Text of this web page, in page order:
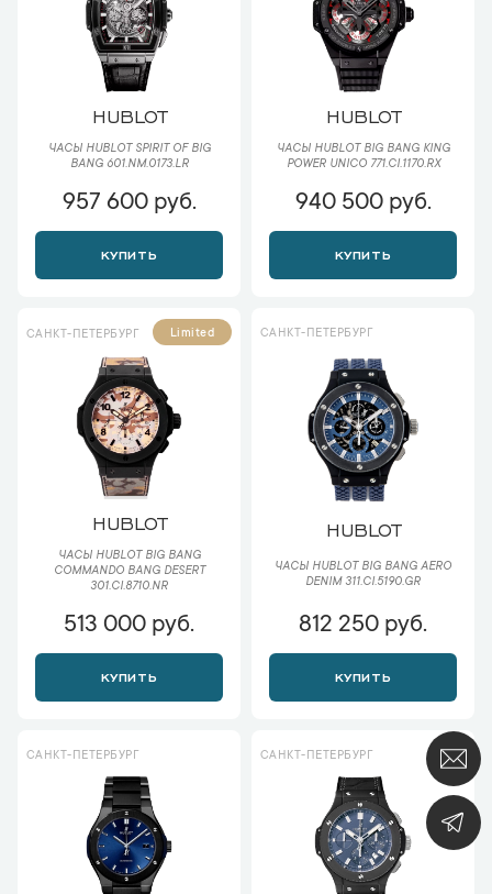
HUBLOT
ЧАСЫ HUBLOT SPIRIT OF BIG
BANG 601.NM.0173.LR
957 600 руб.
КУПИТЬ
HUBLOT
ЧАСЫ HUBLOT BIG BANG KING
POWER UNICO 771.CI.1170.RX
940 500 руб.
КУПИТЬ
САНКТ-ПЕТЕРБУРГ Limited
HUBLOT
ЧАСЫ HUBLOT BIG BANG
COMMANDO BANG DESERT
301.CI.8710.NR
513 000 руб.
КУПИТЬ
САНКТ-ПЕТЕРБУРГ
HUBLOT
ЧАСЫ HUBLOT BIG BANG AERO
DENIM 311.CI.5190.GR
812 250 руб.
КУПИТЬ
САНКТ-ПЕТЕРБУРГ САНКТ-ПЕТЕРБУРГ